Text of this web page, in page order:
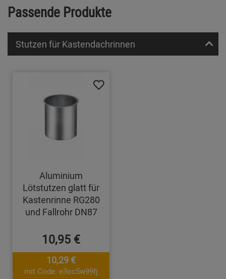
Passende Produkte
Stutzen für Kastendachrinnen
Aluminium
Lötstutzen glatt für
Kastenrinne RG280
und Fallrohr DN87
10,95 €
10,29 €
mit Code: e3oc5w99fj